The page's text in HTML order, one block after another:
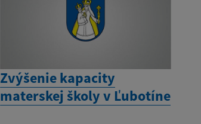
Zvýšenie kapacity
materskej školy v Ľubotíne